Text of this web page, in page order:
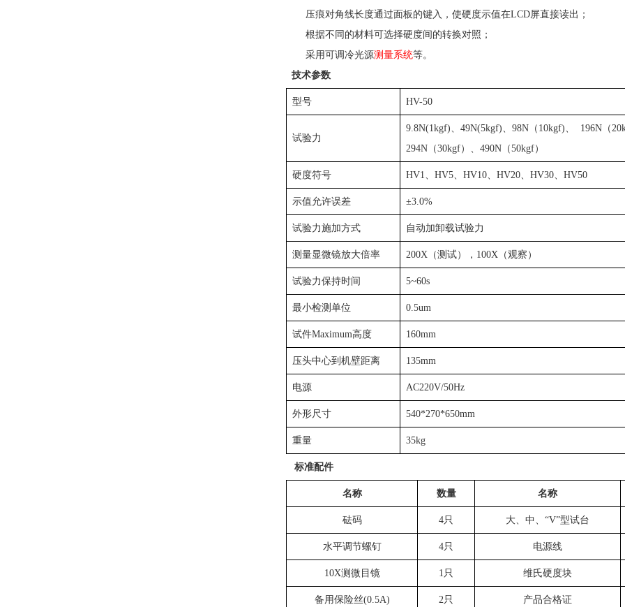
压痕对角线长度通过面板的键入，使硬度示值在LCD屏直接读出；
根据不同的材料可选择硬度间的转换对照；
采用可调冷光源测量系统等。
技术参数
型号 HV-50
试验力
9.8N(1kgf)、 49N(5kgf)、 98N （ 10kgf)、 196N （
294N （30kgf）、 490N （50kgf）
硬度符号 HV1、 HV5、 HV10、 HV20、 HV30、 HV50
示值允许误差 ±3.0%
试验力施加方式 自动加卸载试验力
测量显微镜放大倍率 200X （测试）， 100X （观察）
试验力保持时间 5~60s
最小检测单位 0.5um
试件Maximum高度 160mm
压头中心到机壁距离 135mm
电源 AC220V/50Hz
外形尺寸 540*270*650mm
重量 35kg
标准配件
名称 数量 名称
砝码 4只 大、中、“V”型试台
水平调节螺钉 4只 电源线
10X测微目镜 1只 维氏硬度块
备用保险丝(0.5A) 2只 产品合格证